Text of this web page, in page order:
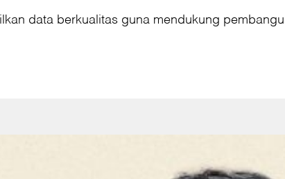
data berkualitas guna mendukung